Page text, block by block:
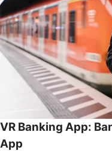
VR Banking App:
App